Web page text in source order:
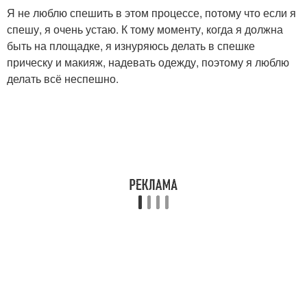
Я не люблю спешить в этом процессе, потому что если я
спешу, я очень устаю. К тому моменту, когда я должна
быть на площадке, я изнуряюсь делать в спешке
прическу и макияж, надевать одежду, поэтому я люблю
делать всё неспешно.